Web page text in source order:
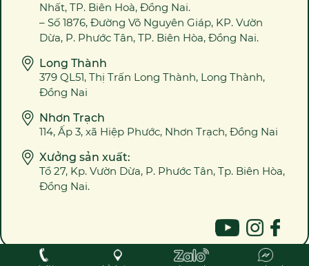
Nhất, TP. Biên Hoà, Đồng Nai.
– Số 1876, Đường Võ Nguyên Giáp, KP. Vườn
Dừa, P. Phước Tân, TP. Biên Hòa, Đồng Nai.
Long Thành
379 QL51, Thị Trấn Long Thành, Long Thành,
Đồng Nai
Nhơn Trạch
114, Ấp 3, xã Hiệp Phước, Nhơn Trạch, Đồng Nai
Xưởng sản xuất:
Tổ 27, Kp. Vườn Dừa, P. Phước Tân, Tp. Biên Hòa,
Đồng Nai.
2023 @ Bản quyền ALOWEB ™